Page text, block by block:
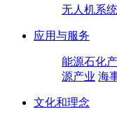
无人机系统
应用与服务
能源石化
源产业 海
文化和理念